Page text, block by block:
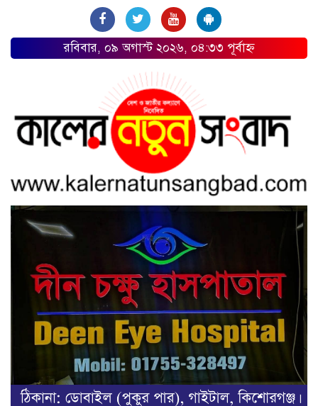
রবিবার, ০৯ অগাস্ট ২০২৬, ০৪:৩৩ পূর্বাহ্ন